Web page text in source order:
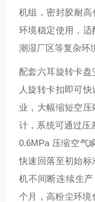
机组，密封胶耐
环境稳定使用，
潮湿厂区等复杂环
配套六耳旋转卡
人旋转卡扣即可
业，大幅缩短空
计，系统可通过压
0.6MPa 压缩空气
快速回落至初始
机不间断连续生
个月，高粉尘环境